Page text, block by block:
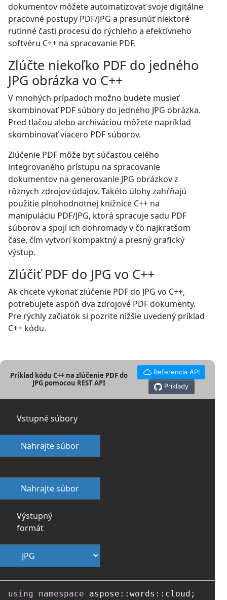
dokumentov môžete automatizovať svoje digitálne
pracovné postupy PDF/JPG a presunúť niektoré
rutinné časti procesu do rýchleho a efektívneho
softvéru C++ na spracovanie PDF.
Zlúčte niekoľko PDF do jedného
JPG obrázka vo C++
V mnohých prípadoch možno budete musieť
skombinovať PDF súbory do jedného JPG obrázka.
Pred tlačou alebo archiváciou môžete napríklad
skombinovať viacero PDF súborov.
Zlúčenie PDF môže byť súčasťou celého
integrovaného prístupu na spracovanie
dokumentov na generovanie JPG obrázkov z
rôznych zdrojov údajov. Takéto úlohy zahŕňajú
použitie plnohodnotnej knižnice C++ na
manipuláciu PDF/JPG, ktorá spracuje sadu PDF
súborov a spojí ich dohromady v čo najkratšom
čase, čím vytvorí kompaktný a presný grafický
výstup.
Zlúčiť PDF do JPG vo C++
Ak chcete vykonať zlúčenie PDF do JPG vo C++,
potrebujete aspoň dva zdrojové PDF dokumenty.
Pre rýchly začiatok si pozrite nižšie uvedený príklad
C++ kódu.
Príklad kódu C++ na zlúčenie PDF do
JPG pomocou REST API
Referencia API
Príklady
Vstupné súbory
Nahrajte súbor
Nahrajte súbor
Výstupný
formát
using namespace aspose::words::cloud;